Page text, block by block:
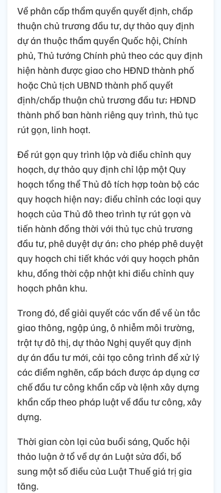
Về phân cấp thẩm quyền quyết định, chấp
thuận chủ trương đầu tư, dự thảo quy định
dự án thuộc thẩm quyền Quốc hội, Chính
phủ, Thủ tướng Chính phủ theo các quy định
hiện hành được giao cho HĐND thành phố
hoặc Chủ tịch UBND thành phố quyết
định/chấp thuận chủ trương đầu tư; HĐND
thành phố ban hành riêng quy trình, thủ tục
rút gọn, linh hoạt.
Để rút gọn quy trình lập và điều chỉnh quy
hoạch, dự thảo quy định chỉ lập một Quy
hoạch tổng thể Thủ đô tích hợp toàn bộ các
quy hoạch hiện nay; điều chỉnh các loại quy
hoạch của Thủ đô theo trình tự rút gọn và
tiến hành đồng thời với thủ tục chủ trương
đầu tư, phê duyệt dự án; cho phép phê duyệt
quy hoạch chi tiết khác với quy hoạch phân
khu, đồng thời cập nhật khi điều chỉnh quy
hoạch phân khu.
Trong đó, để giải quyết các vấn đề về ùn tắc
giao thông, ngập úng, ô nhiễm môi trường,
trật tự đô thị, dự thảo Nghị quyết quy định
dự án đầu tư mới, cải tạo công trình để xử lý
các điểm nghẽn, cấp bách được áp dụng cơ
chế đầu tư công khẩn cấp và lệnh xây dựng
khẩn cấp theo pháp luật về đầu tư công, xây
dựng.
Thời gian còn lại của buổi sáng, Quốc hội
thảo luận ở tổ về dự án Luật sửa đổi, bổ
sung một số điều của Luật Thuế giá trị gia
tăng.